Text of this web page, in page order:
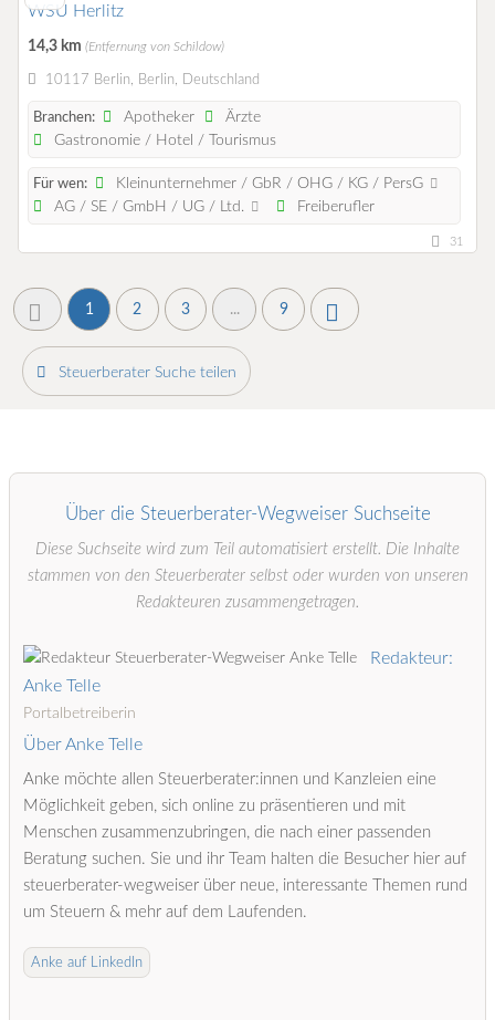
WSU Herlitz
14,3 km (Entfernung von Schildow)
10117 Berlin, Berlin, Deutschland
Branchen: Apotheker
Ärzte
Gastronomie / Hotel / Tourismus
Für wen:
Kleinunternehmer / GbR / OHG / KG / PersG
AG / SE / GmbH / UG / Ltd.
Freiberufler
31
1 2 3 ... 9
Steuerberater Suche teilen
Über die Steuerberater-Wegweiser Suchseite
Diese Suchseite wird zum Teil automatisiert erstellt. Die Inhalte
stammen von den Steuerberater selbst oder wurden von unseren
Redakteuren zusammengetragen.
Redakteur:
Anke Telle
Portalbetreiberin
Über Anke Telle
Anke möchte allen Steuerberater:innen und Kanzleien eine
Möglichkeit geben, sich online zu präsentieren und mit
Menschen zusammenzubringen, die nach einer passenden
Beratung suchen. Sie und ihr Team halten die Besucher hier auf
steuerberater-wegweiser über neue, interessante Themen rund
um Steuern & mehr auf dem Laufenden.
Anke auf LinkedIn